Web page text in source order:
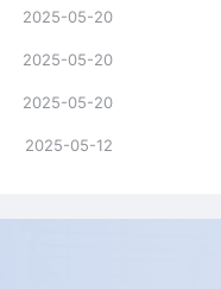
2025-05-20
2025-05-20
2025-05-20
2025-05-12